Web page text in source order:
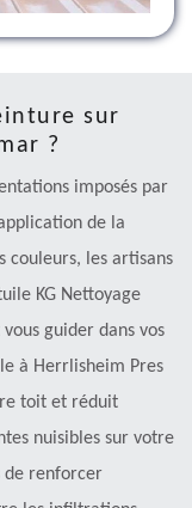
sur
?
imposés par
de la
couleurs, les artisans
KG Nettoyage
guider dans vos
à Herrlisheim Pres
toit et réduit
nuisibles sur votre
de renforcer